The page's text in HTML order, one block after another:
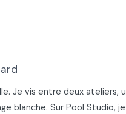
Je vis entre deux ateliers,
blanche. Sur Pool Studio, je